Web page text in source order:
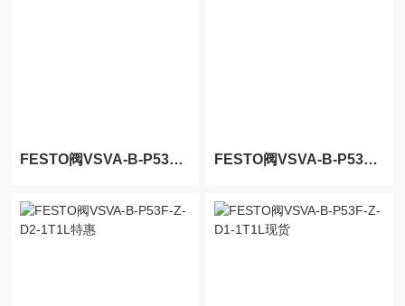
FESTO阀VSVA-B-P53U-Z-A2-1T1L特惠 FESTO阀VSVA-B-P53U-Z-A1-1T1L现货